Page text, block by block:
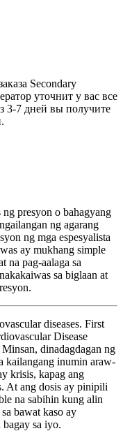
Secondary
уточнит у вас все
3-7 дней вы получите
presyon o bahagyang
ng agarang
ng mga espesyalista
ay mukhang simple
na pag-aalaga sa
sa biglaan at
diseases. First
Disease
dinadagdagan ng
kailangang inumin araw-
krisis, kapag ang
At ang dosis ay pinipili
na sabihin kung alin
bawat kaso ay
sa iyo.